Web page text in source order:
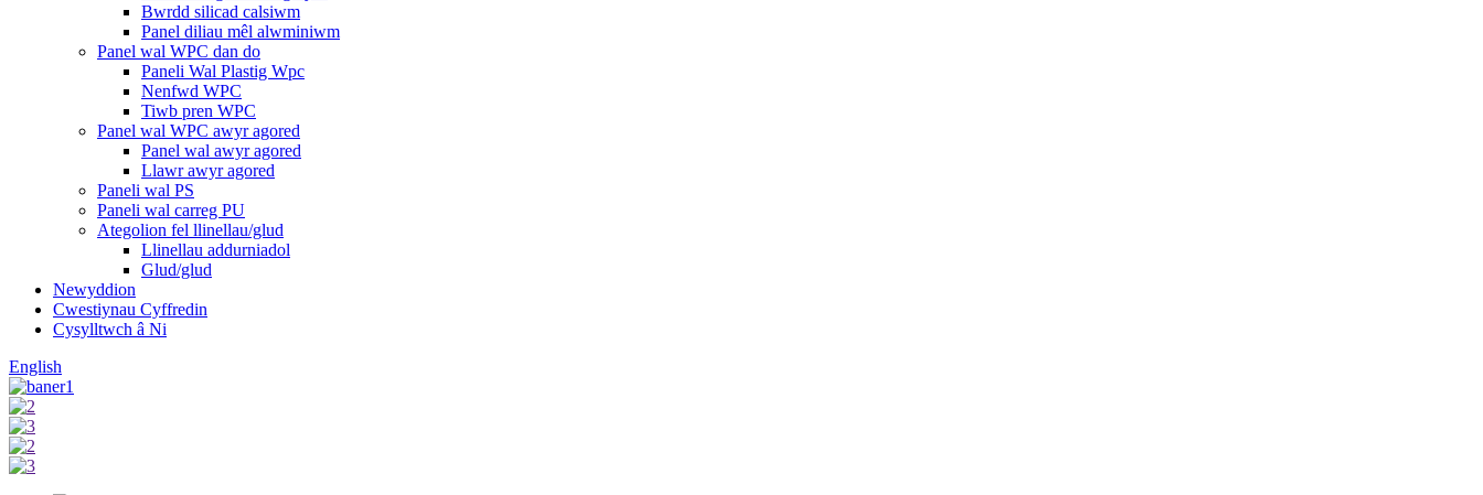
Bwrdd silicad calsiwm
Panel diliau mêl alwminiwm
Panel wal WPC dan do
Paneli Wal Plastig Wpc
Nenfwd WPC
Tiwb pren WPC
Panel wal WPC awyr agored
Panel wal awyr agored
Llawr awyr agored
Paneli wal PS
Paneli wal carreg PU
Ategolion fel llinellau/glud
Llinellau addurniadol
Glud/glud
Newyddion
Cwestiynau Cyffredin
Cysylltwch â Ni
English